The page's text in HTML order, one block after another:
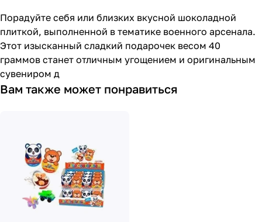
Порадуйте себя или близких вкусной шоколадной
плиткой, выполненной в тематике военного арсенала.
Этот изысканный сладкий подарочек весом 40
граммов станет отличным угощением и оригинальным
сувениром д
Вам также может понравиться